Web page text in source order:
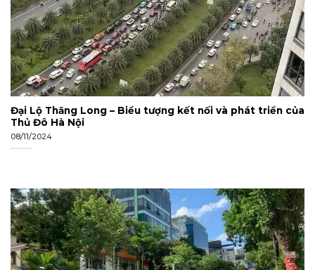
Đại Lộ Thăng Long – Biểu tượng kết nối và phát triển của
Thủ Đô Hà Nội
08/11/2024